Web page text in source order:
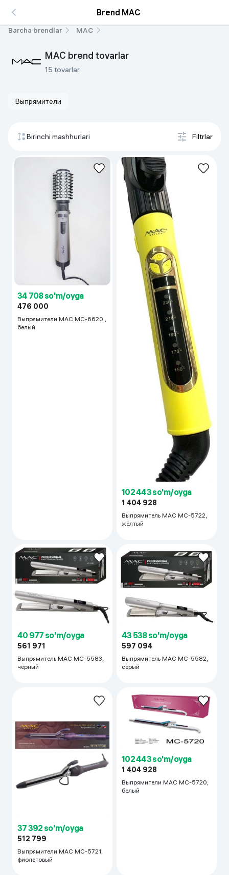
Brend MAC
Barcha brendlar MAC
MAC brend tovarlar
15 tovarlar
Выпрямители
Birinchi mashhurlari Filtrlar
34 708 so'm/oyga
476 000
Выпрямители MAC MC-6620 ,
белый
102 443 so'm/oyga
1 404 928
Выпрямитель MAC MC-5722,
жёлтый
40 977 so'm/oyga
561 971
Выпрямитель MAC MC-5583,
чёрный
43 538 so'm/oyga
597 094
Выпрямитель MAC MC-5582,
серый
37 392 so'm/oyga
512 799
Выпрямители MAC MC-5721,
фиолетовый
102 443 so'm/oyga
1 404 928
Выпрямители MAC MC-5720,
белый